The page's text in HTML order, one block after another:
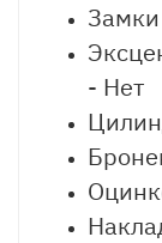
- Нет